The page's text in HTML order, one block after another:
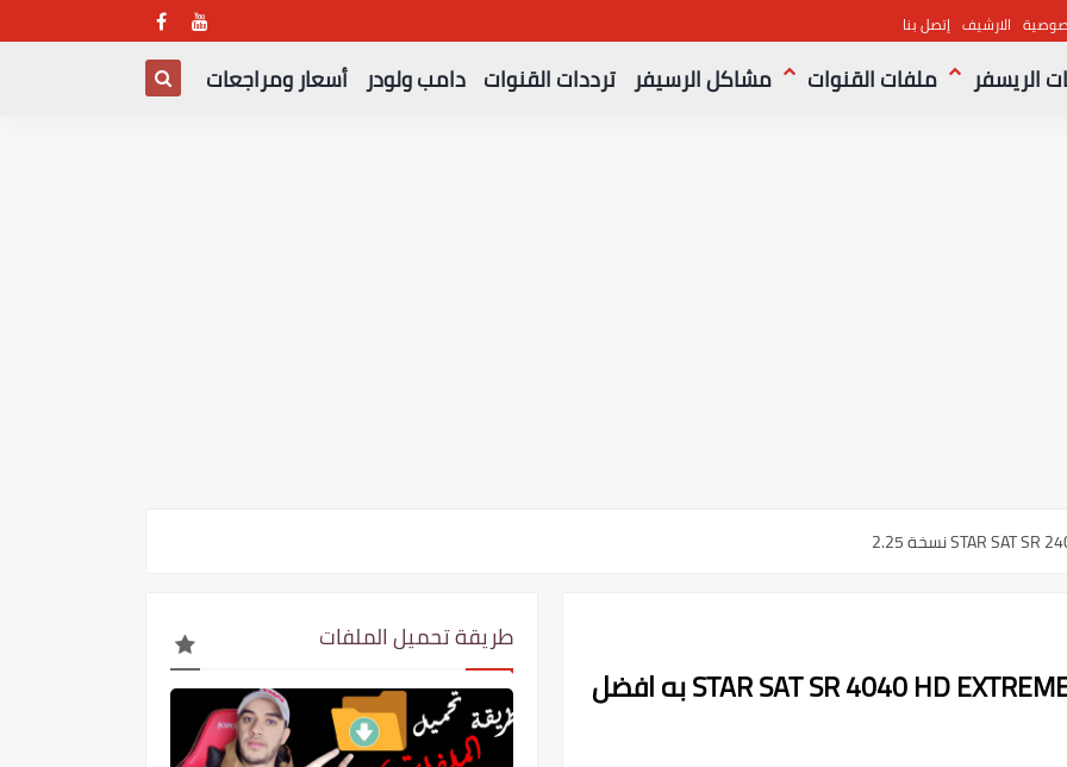
الارشيف إتصل بنا
الريسفر ملفات القنوات مشاكل الرسيفر ترددات القنوات دامب ولودر أسعار ومراجعات
ملف قنوات مرتب ومنظم لجهاز STAR SAT SR 4040 HD EXTREME به افضل
طريقة تحميل الملفات